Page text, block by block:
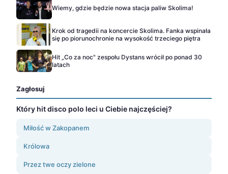
Wiemy, gdzie będzie nowa stacja paliw Skolima!
Krok od tragedii na koncercie Skolima. Fanka wspinała
się po piorunochronie na wysokość trzeciego piętra
Hit „Co za noc" zespołu Dystans wrócił po ponad 30
latach
Zagłosuj
Który hit disco polo leci u Ciebie najczęściej?
Miłość w Zakopanem
Królowa
Przez twe oczy zielone